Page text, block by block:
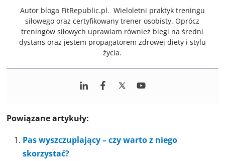
Autor bloga FitRepublic.pl. Wieloletni praktyk treningu
siłowego oraz certyfikowany trener osobisty. Oprócz
treningów siłowych uprawiam również biegi na średni
dystans oraz jestem propagatorem zdrowej diety i stylu
życia.
Powiązane artykuły:
Pas wyszczuplający – czy warto z niego
skorzystać?